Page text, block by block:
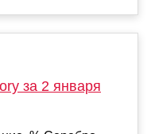
за 2 января